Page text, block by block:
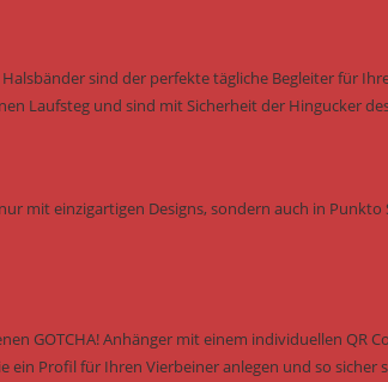
Halsbänder sind der perfekte tägliche Begleiter für
Laufsteg und sind mit Sicherheit der Hingucker
mit einzigartigen Designs, sondern auch in
GOTCHA! Anhänger mit einem individuellen QR
ein Profil für Ihren Vierbeiner anlegen und so sicher